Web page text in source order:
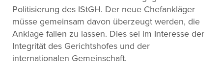
Politisierung des IStGH. Der neue Chefankläger
müsse gemeinsam davon überzeugt werden, die
Anklage fallen zu lassen. Dies sei im Interesse der
Integrität des Gerichtshofes und der
internationalen Gemeinschaft.